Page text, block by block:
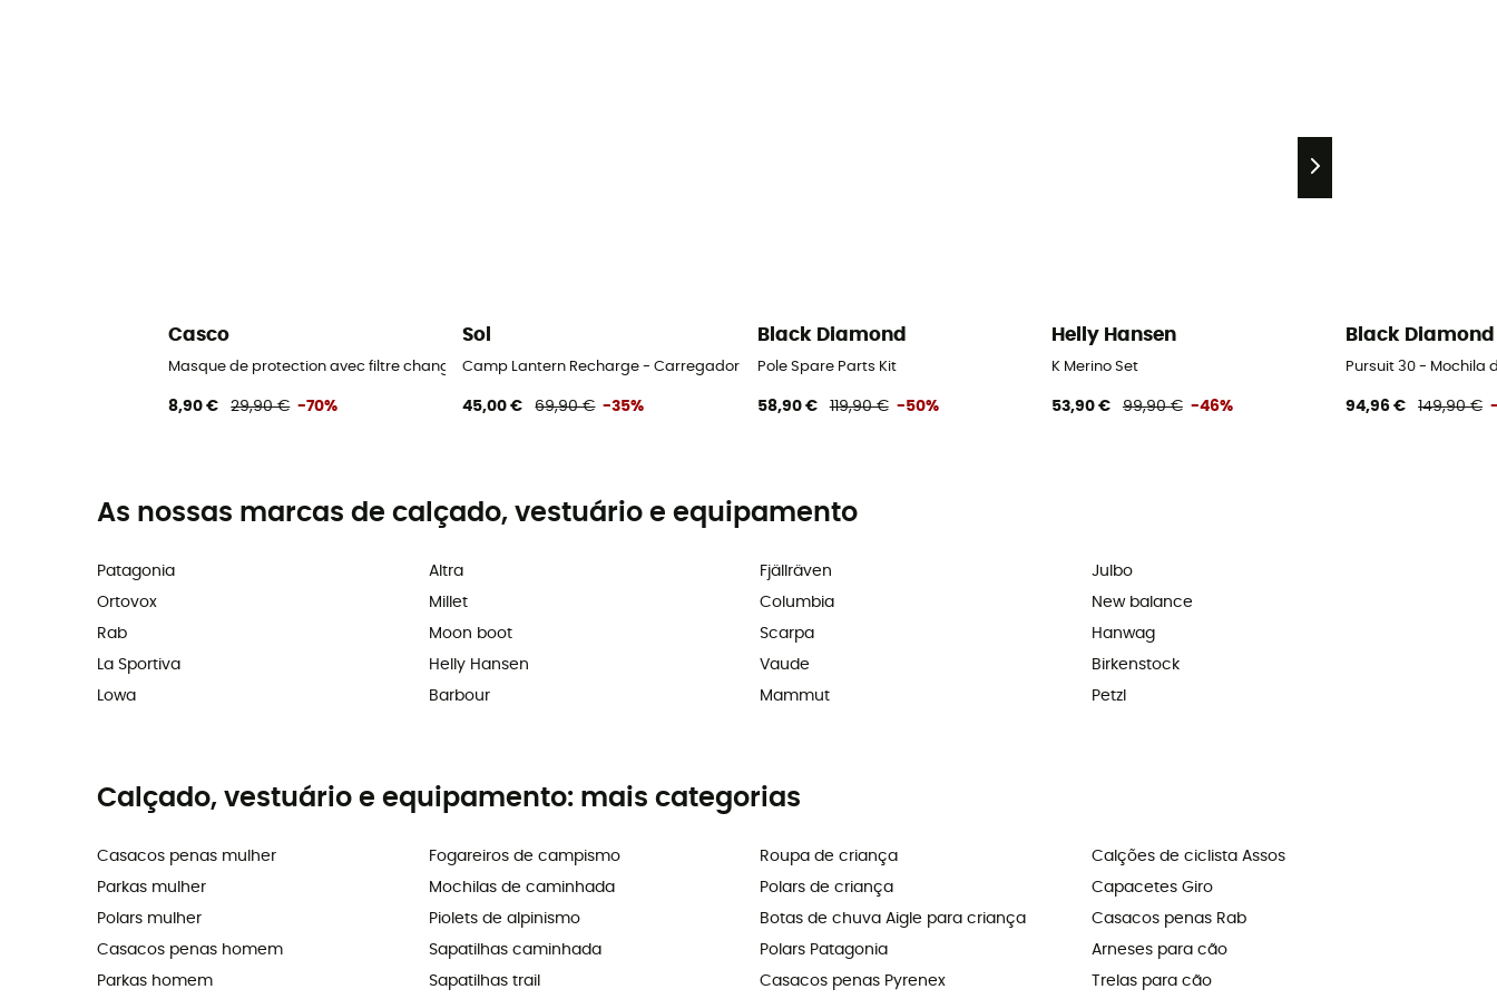
Casco
Masque de protection avec filtre changeable
8,90 € 29,90 € -70%
Sol
Camp Lantern Recharge - Carregador solar
45,00 € 69,90 € -35%
Black Diamond
Pole Spare Parts Kit
58,90 € 119,90 € -50%
Helly Hansen
K Merino Set
53,90 € 99,90 € -46%
Black Diamond
Pursuit 30 - Mochila
94,96 € 149,90 €
As nossas marcas de calçado, vestuário e equipamento
Patagonia
Ortovox
Rab
La Sportiva
Lowa
Altra
Millet
Moon boot
Helly Hansen
Barbour
Fjällräven
Columbia
Scarpa
Vaude
Mammut
Julbo
New balance
Hanwag
Birkenstock
Petzl
Calçado, vestuário e equipamento: mais categorias
Casacos penas mulher
Parkas mulher
Polars mulher
Casacos penas homem
Parkas homem
Fogareiros de campismo
Mochilas de caminhada
Piolets de alpinismo
Sapatilhas caminhada
Sapatilhas trail
Roupa de criança
Polars de criança
Botas de chuva Aigle para criança
Polars Patagonia
Casacos penas Pyrenex
Calções de ciclista Assos
Capacetes Giro
Casacos penas Rab
Arneses para cão
Trelas para cão